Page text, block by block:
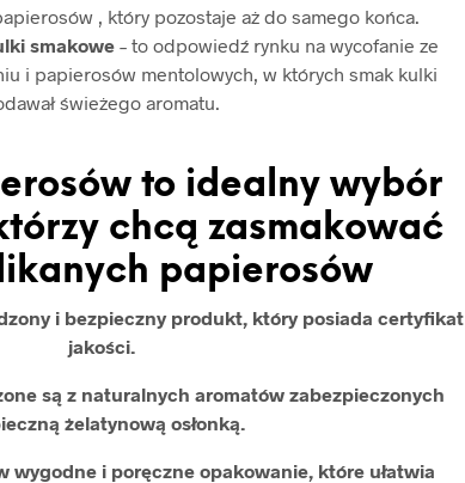
, który pozostaje aż do samego końca.
smakowe– to odpowiedź rynku na wycofanie ze
i papierosów mentolowych, w których smak kulki
świeżego aromatu.
to idealny wybór
chcą zasmakować
papierosów
i bezpieczny produkt, który posiada certyfikat
jakości.
są z naturalnych aromatów zabezpieczonych
żelatynową osłonką.
wygodne i poręczne opakowanie, które ułatwia